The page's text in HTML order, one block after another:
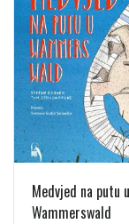
Medvjed na putu u
Wammerswald